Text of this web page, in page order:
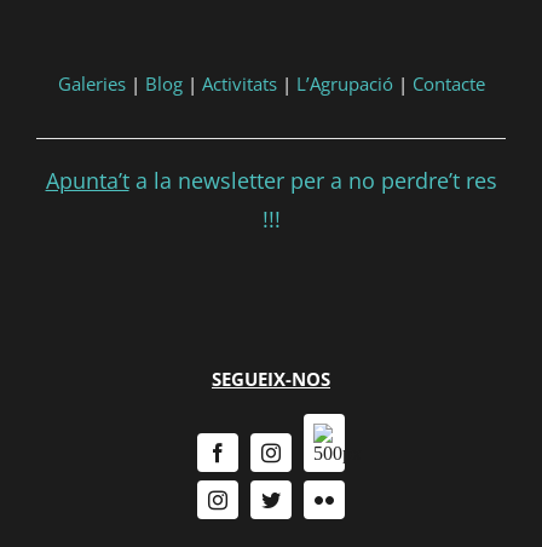
Galeries| Blog| Activitats| L’Agrupació| Contacte
Apunta’ta la newsletter per a no perdre’t res
!!!
SEGUEIX-NOS